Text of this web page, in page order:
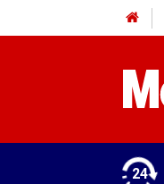
24
Kampüsü'ne ziyaret